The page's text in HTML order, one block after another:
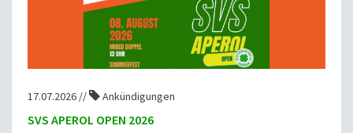
17.07.2026 // Ankündigungen
SVS APEROL OPEN 2026